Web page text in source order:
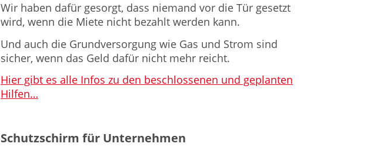
Wir haben dafür gesorgt, dass niemand vor die Tür gesetzt
wird, wenn die Miete nicht bezahlt werden kann.
Und auch die Grundversorgung wie Gas und Strom sind
sicher, wenn das Geld dafür nicht mehr reicht.
Hier gibt es alle Infos zu den beschlossenen und geplanten
Hilfen…
Schutzschirm für Unternehmen